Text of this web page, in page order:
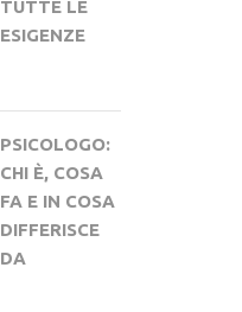
TUTTE LE
ESIGENZE
PSICOLOGO:
CHI È, COSA
FA E IN COSA
DIFFERISCE
DA